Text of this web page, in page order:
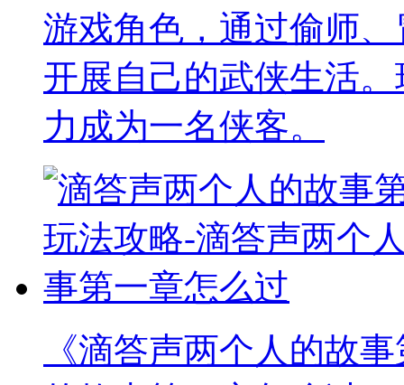
游戏角色，通过偷师
开展自己的武侠生活
力成为一名侠客。
《滴答声两个人的故